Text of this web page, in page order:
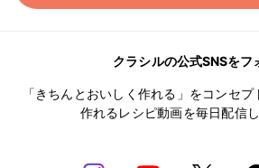
クラシルの公式SNSをフ
「きちんとおいしく作れる」をコンセプ
作れるレシピ動画を毎日配信し